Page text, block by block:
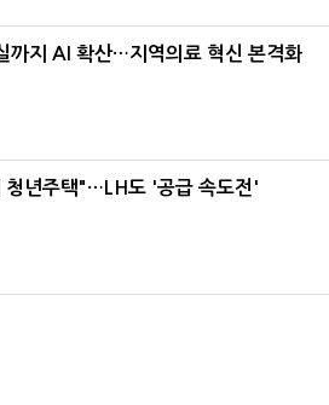
까지 AI 확산…지역의료 혁신 본격화
청년주택"…LH도 '공급 속도전'